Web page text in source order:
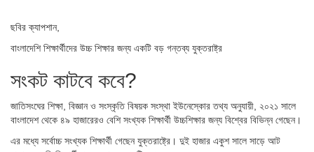
ছবির ক্যাপশান,
বাংলাদেশি শিক্ষার্থীদের উচ্চ শিক্ষার জন্য একটি বড় গন্তব্য যুক্তরাষ্ট্র
সংকট কাটবে কবে?
জাতিসংঘের শিক্ষা, বিজ্ঞান ও সংস্কৃতি বিষয়ক সংস্থা ইউনেস্কোর তথ্য অনুযায়ী, ২০২১ সালে
বাংলাদেশ থেকে ৪৯ হাজারেরও বেশি সংখ্যক শিক্ষার্থী উচ্চশিক্ষার জন্য বিশ্বের বিভিন্ন গেছেন।
এর মধ্যে সর্বোচ্চ সংখ্যক শিক্ষার্থী গেছেন যুক্তরাষ্ট্রে। দুই হাজার একুশ সালে সাড়ে আট